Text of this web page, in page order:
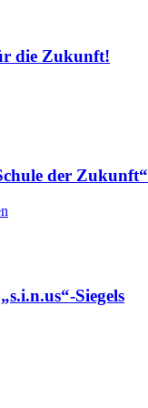
die Zukunft!
der Zukunft“
Siegels